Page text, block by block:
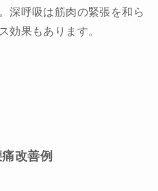
深呼吸は筋肉の緊張を和ら
効果もあります。
改善例